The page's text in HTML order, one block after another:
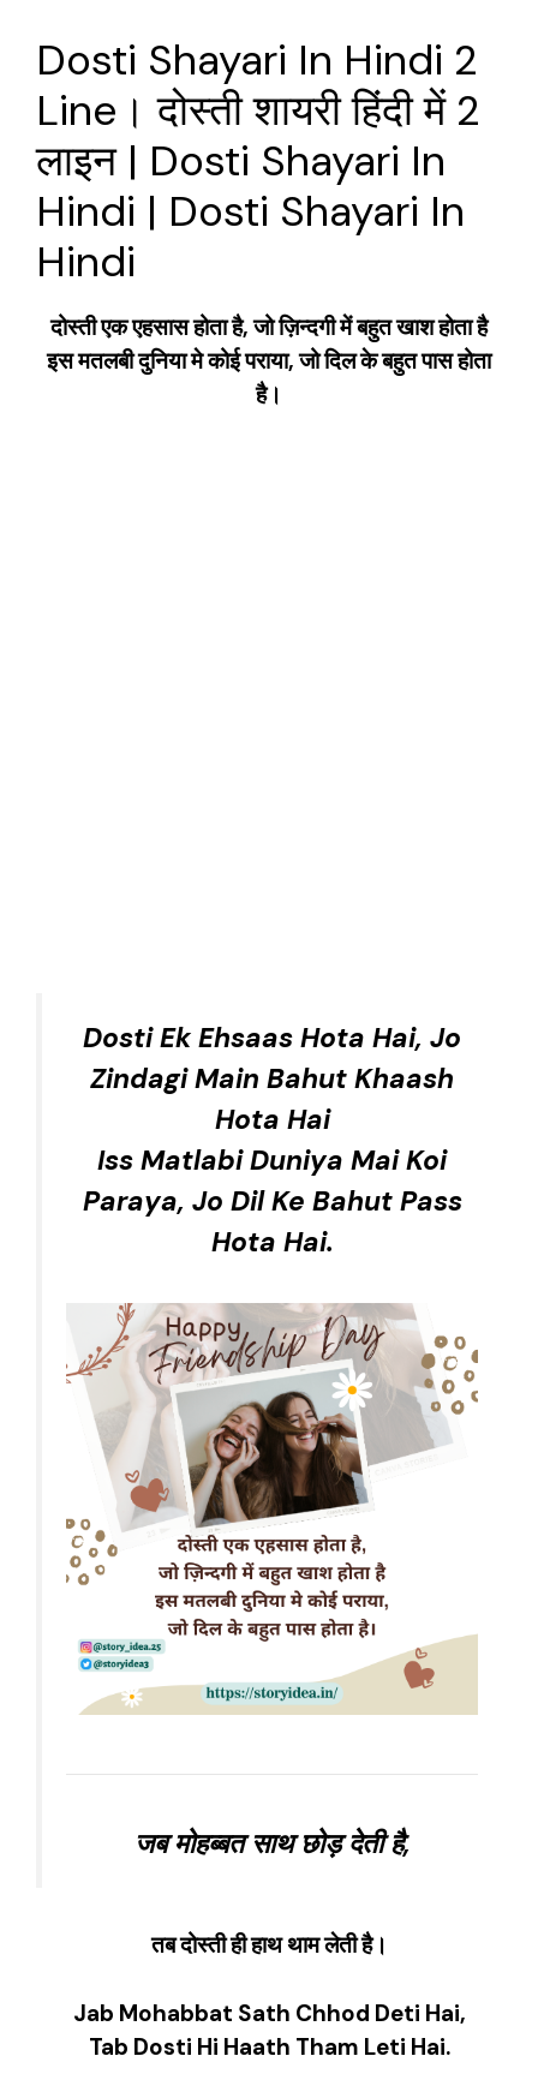
Dosti Shayari In Hindi 2
Line। दोस्ती शायरी हिंदी में 2
लाइन | Dosti Shayari In
Hindi | Dosti Shayari In
Hindi
दोस्ती एक एहसास होता है, जो ज़िन्दगी में बहुत खाश होता है
इस मतलबी दुनिया मे कोई पराया, जो दिल के बहुत पास होता
है।
Dosti Ek Ehsaas Hota Hai, Jo
Zindagi Main Bahut Khaash
Hota Hai
Iss Matlabi Duniya Mai Koi
Paraya, Jo Dil Ke Bahut Pass
Hota Hai.
जब मोहब्बत साथ छोड़ देती है,
तब दोस्ती ही हाथ थाम लेती है।
Jab Mohabbat Sath Chhod Deti Hai,
Tab Dosti Hi Haath Tham Leti Hai.